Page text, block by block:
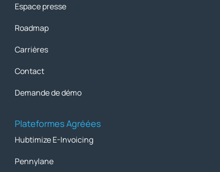
Espace presse
Roadmap
Carrières
Contact
Demande de démo
Plateformes Agréées
Hubtimize E-Invoicing
Pennylane